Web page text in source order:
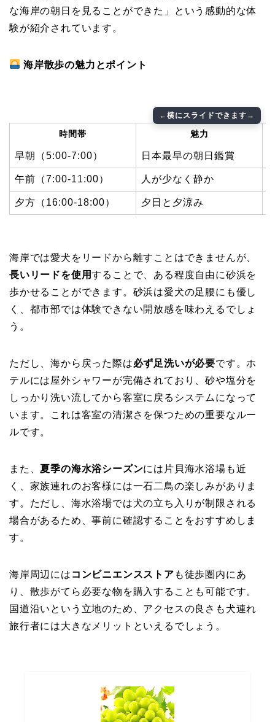
な海岸の朝日を見ることができた」という感動的な体
験が紹介されています。
海岸散歩の魅力とポイント
時間帯 魅力
早朝（5:00-7:00） 日本最早の朝日鑑賞
午前（7:00-11:00） 人が少なく静か
夕方（16:00-18:00） 夕日と夕涼み
海岸では愛犬をリードから離すことはできませんが、
長いリードを使用することで、ある程度自由に砂浜を
歩かせることができます。砂浜は愛犬の足腰にも優し
く、都市部では体験できない開放感を味わえるでしょ
う。
ただし、海から戻った際は必ず足洗いが必要です。ホ
テルには屋外シャワーが完備されており、砂や塩分を
しっかり洗い流してから客室に戻るシステムになって
います。これは客室の清潔さを保つための重要なルー
ルです。
また、夏季の海水浴シーズンには片貝海水浴場も近
く、家族連れのお客様には一石二鳥の楽しみがありま
す。ただし、海水浴場では犬の立ち入りが制限される
場合があるため、事前に確認することをおすすめしま
す。
海岸周辺には コンビニエンスストア も徒歩圏内にあ
り、散歩がてら必要な物を購入することも可能です。
国道沿いという立地のため、アクセスの良さも犬連れ
旅行者には大きなメリットといえるでしょう。